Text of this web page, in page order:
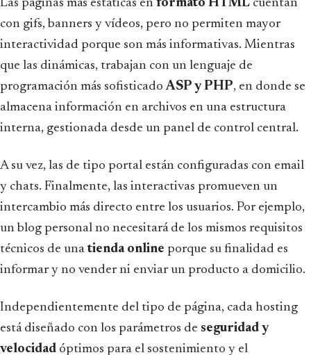
Las páginas más estáticas en formato HTML cuentan
con gifs, banners y vídeos, pero no permiten mayor
interactividad porque son más informativas. Mientras
que las dinámicas, trabajan con un lenguaje de
programación más sofisticadoASP y PHP, en donde se
almacena información en archivos en una estructura
interna, gestionada desde un panel de control central.
A su vez, las de tipo portal están configuradas con email
y chats. Finalmente, las interactivas promueven un
intercambio más directo entre los usuarios. Por ejemplo,
un blog personal no necesitará de los mismos requisitos
técnicos de unatienda online porque su finalidad es
informar y no vender ni enviar un producto a domicilio.
Independientemente del tipo de página, cada hosting
está diseñado con los parámetros de seguridad y
velocidad óptimos para el sostenimiento y el